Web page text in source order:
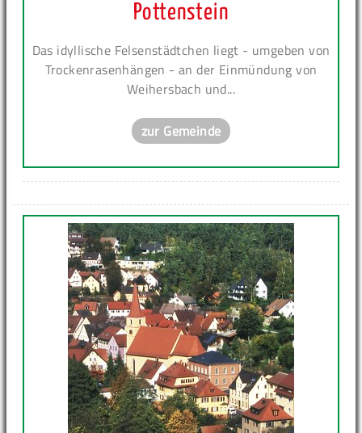
Pottenstein
Das idyllische Felsenstädtchen liegt - umgeben von
Trockenrasenhängen - an der Einmündung von
Weihersbach und...
zur Gemeinde